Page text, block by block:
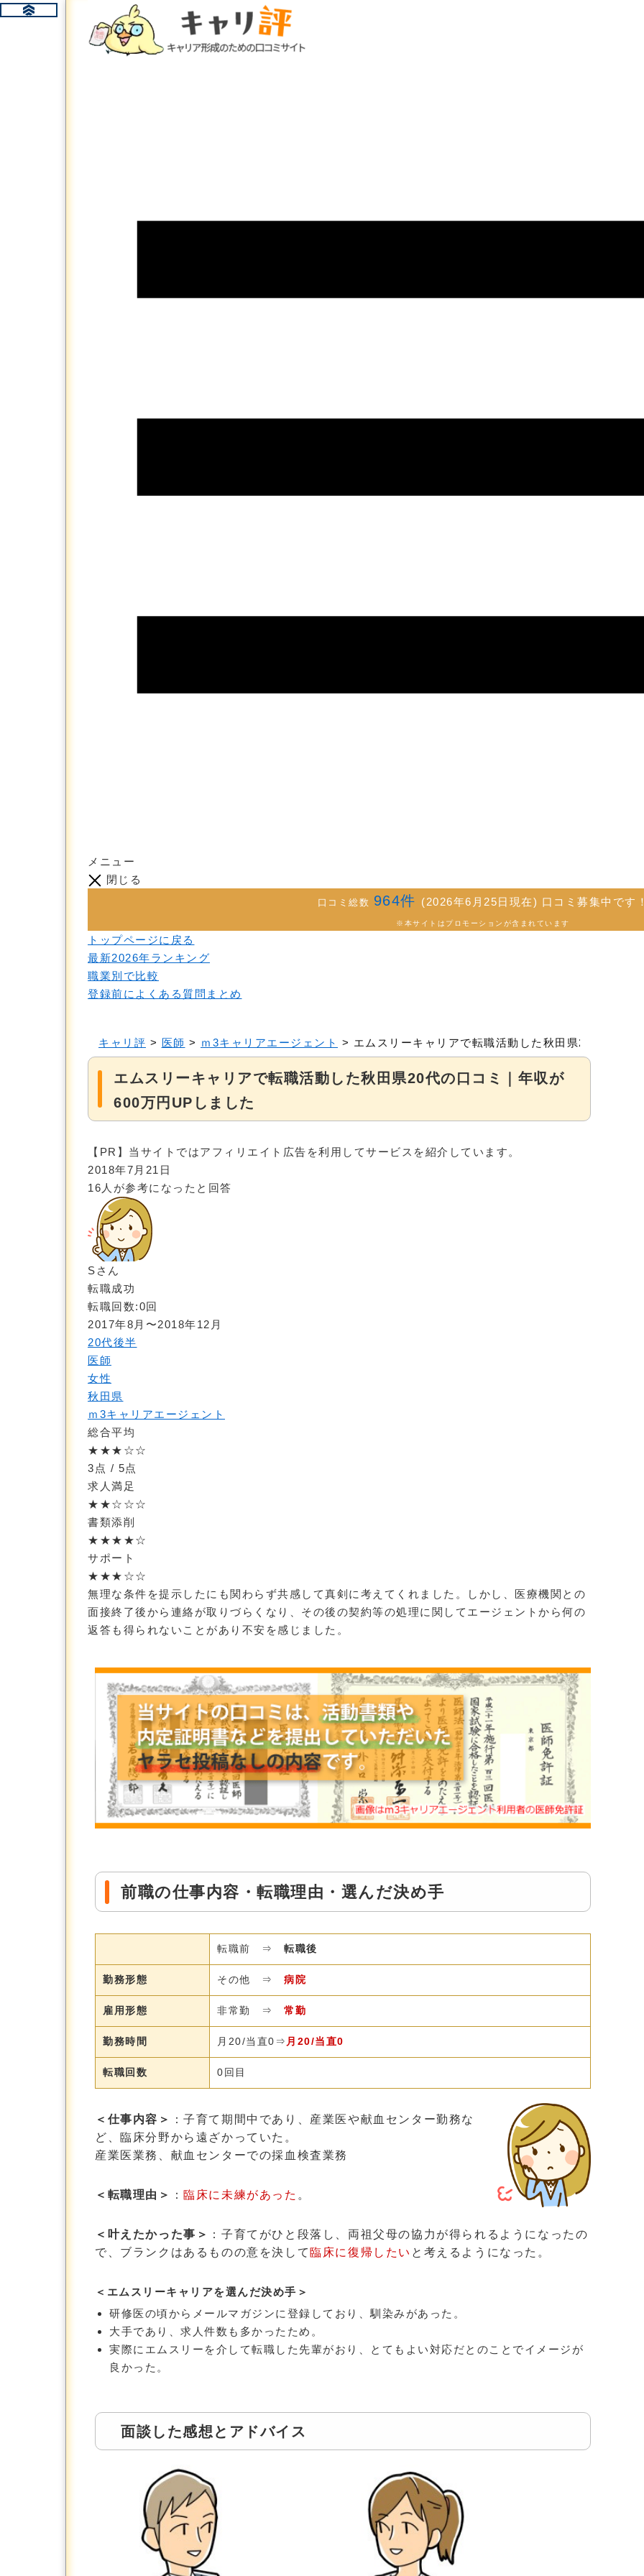
メニュー
閉じる
口コミ総数 964件 (2026年6月25日現在) 口コミ募集中です
※本サイトはプロモーションが含まれています
トップページに戻る
最新2026年ランキング
職業別で比較
登録前によくある質問まとめ
キャリ評 > 医師 > ｍ3キャリアエージェント > エムスリーキャリアで転職活動した秋田県20代の口
エムスリーキャリアで転職活動した秋田県20代の口コミ｜年収が
600万円UPしました
【PR】当サイトではアフィリエイト広告を利用してサービスを紹介しています。
2018年7月21日
16 人が参考になったと回答
Sさん
転職成功
転職回数:0回
2017年8月〜2018年12月
20代後半
医師
女性
秋田県
ｍ3キャリアエージェント
総合平均
★★★☆☆
3点 / 5点
求人満足
★★☆☆☆
書類添削
★★★★☆
サポート
★★★☆☆
無理な条件を提示したにも関わらず共感して真剣に考えてくれました。しかし、医療機関との
面接終了後から連絡が取りづらくなり、その後の契約等の処理に関してエージェントから何の
返答も得られないことがあり不安を感じました。
前職の仕事内容・転職理由・選んだ決め手
転職前 ⇒ 転職後
勤務形態 その他 ⇒ 病院
雇用形態 非常勤 ⇒ 常勤
勤務時間 月20/当直0⇒ 月20/当直0
転職回数 0回目
＜仕事内容＞
：子育て期間中であり、産業医や献血センター勤務な
ど、臨床分野から遠ざかっていた。
産業医業務、献血センターでの採血検査業務
＜転職理由＞ ： 臨床に未練があった 。
＜叶えたかった事＞
：子育てがひと段落し、両祖父母の協力が得られるようになったの
で、ブランクはあるものの意を決して 臨床に復帰したい と考えるようになった。
＜ エムスリーキャリアを選んだ決め手 ＞
研修医の頃からメールマガジンに登録しており、馴染みがあった。
大手であり、求人件数も多かったため。
実際にエムスリーを介して転職した先輩がおり、とてもよい対応だとのことでイメージが
良かった。
面談した感想とアドバイス